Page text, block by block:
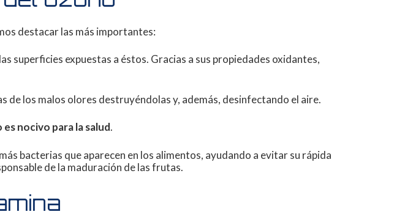
destacar las más importantes:
superficies expuestas a éstos. Gracias a sus propiedades oxidantes,
de los malos olores destruyéndolas y, además, desinfectando el aire.
es nocivo para la salud.
bacterias que aparecen en los alimentos, ayudando a evitar su rápida
de la maduración de las frutas.